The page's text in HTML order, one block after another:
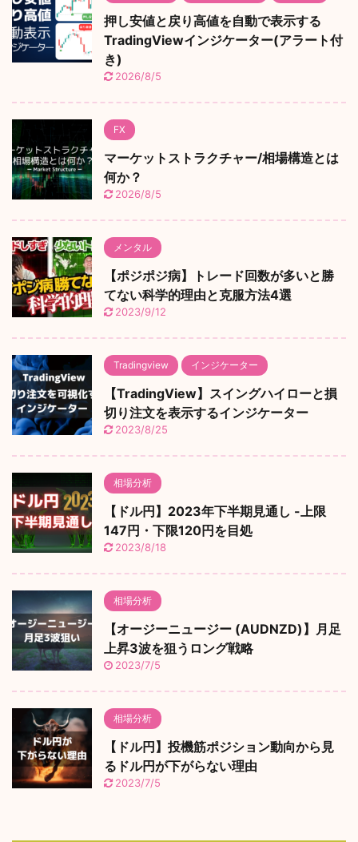
押し安値と戻り高値を自動で表示する
TradingViewインジケーター(アラート付
き)
2026/8/5
FX
マーケットストラクチャー/相場構造とは
何か？
2026/8/5
メンタル
【ポジポジ病】トレード回数が多いと勝
てない科学的理由と克服方法4選
2023/9/12
Tradingview インジケーター
【TradingView】スイングハイローと損
切り注文を表示するインジケーター
2023/8/25
相場分析
【ドル円】2023年下半期見通し -上限
147円・下限120円を目処
2023/8/18
相場分析
【オージーニュージー (AUDNZD)】月足
上昇3波を狙うロング戦略
2023/7/5
相場分析
【ドル円】投機筋ポジション動向から見
るドル円が下がらない理由
2023/7/5